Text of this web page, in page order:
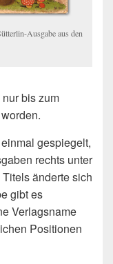
Ausgabe aus den
bis zum
gespiegelt,
rechts unter
änderte sich
gibt es
Verlagsname
Positionen